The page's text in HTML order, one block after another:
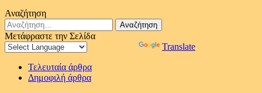
Αναζήτηση
Αναζήτηση
για:
Μετάφραστε την Σελίδα
Translate
Τελευταία άρθρα
Δημοφιλή άρθρα